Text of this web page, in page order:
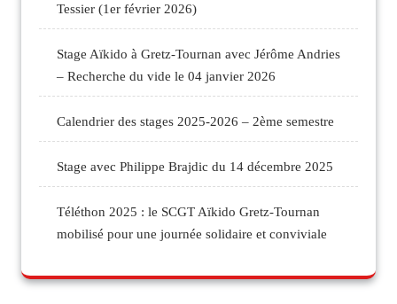
Tessier (1er février 2026)
Stage Aïkido à Gretz-Tournan avec Jérôme Andries
– Recherche du vide le 04 janvier 2026
Calendrier des stages 2025-2026 – 2ème semestre
Stage avec Philippe Brajdic du 14 décembre 2025
Téléthon 2025 : le SCGT Aïkido Gretz-Tournan
mobilisé pour une journée solidaire et conviviale